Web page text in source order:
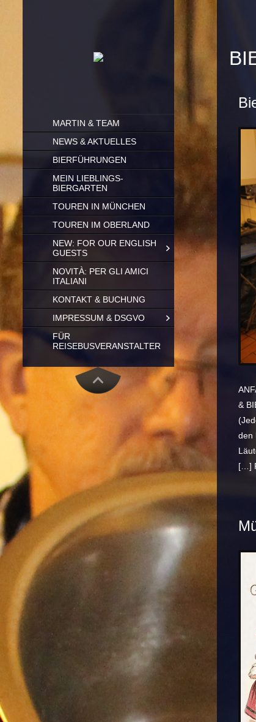
CONTENT
MARTIN & TEAM
NEWS & AKTUELLES
BIERFÜHRUNGEN
MEIN LIEBLINGS-
BIERGARTEN
TOUREN IN MÜNCHEN
TOUREN IM OBERLAND
NEW: FOR OUR ENGLISH
GUESTS
NOVITÀ: PER GLI AMICI
ITALIANI
KONTAKT & BUCHUNG
IMPRESSUM & DSGVO
FÜR
REISEBUSVERANSTALTER
&
den
[…]